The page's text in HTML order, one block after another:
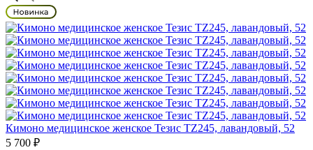
Кимоно медицинское женское Тезис TZ245, лавандовый, 52
5 700 ₽